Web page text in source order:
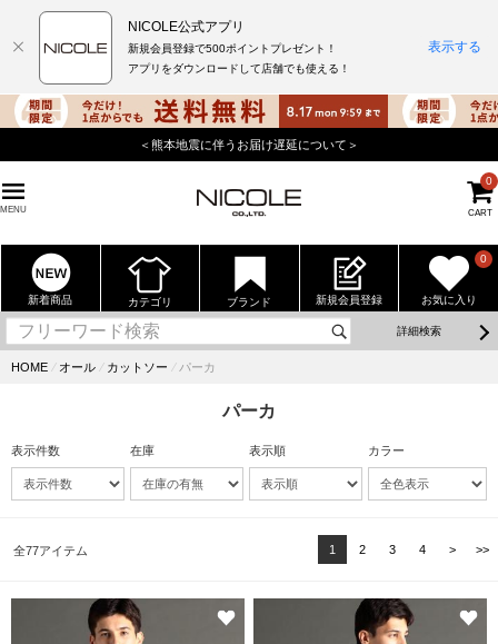
店舗でもポイントが貯まる使えるニコル公式アプリをダウンロード！
MENU CART
0
新着商品 カテゴリ ブランド 新規会員登録 お気に入り
0
詳細検索
HOME ⁄ オール ⁄ カットソー ⁄ パーカ
パーカ
表示件数 在庫 表示順 カラー
全77アイテム 1 2 3 4 > >>
NICOLE公式アプリ
新規会員登録で500ポイントプレゼント！
アプリをダウンロードして店舗でも使える！
表示する